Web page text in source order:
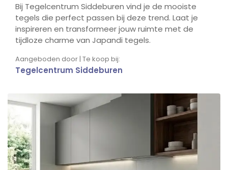
Bij Tegelcentrum Siddeburen vind je de mooiste
tegels die perfect passen bij deze trend. Laat je
inspireren en transformeer jouw ruimte met de
tijdloze charme van Japandi tegels.
Aangeboden door | Te koop bij:
Tegelcentrum Siddeburen